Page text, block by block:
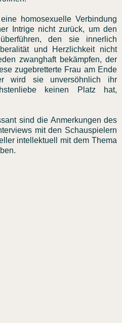
homosexuelle Verbindung
Intrige nicht zurück, um den
den sie innerlich
und Herzlichkeit nicht
zwanghaft bekämpfen, der
zugebretterte Frau am Ende
wird sie unversöhnlich ihr
keinen Platz hat,
sind die Anmerkungen des
mit den Schauspielern
intellektuell mit dem Thema